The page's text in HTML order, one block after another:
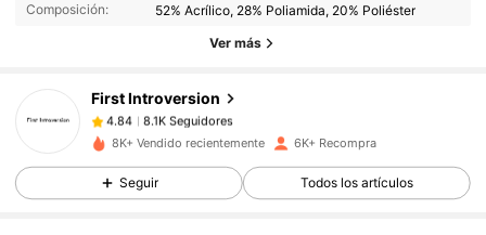
Composición:
52% Acrílico, 28% Poliamida, 20% Poliéster
Ver más
First Introversion
8.1K Seguidores
d***epagóHace 1 día
4.84 8.1K Seguidores
8K+ Vendido recientemente 6K+ Recompra
Seguir Todos los artículos